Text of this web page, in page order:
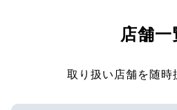
店舗一
取り扱い店舗を随時